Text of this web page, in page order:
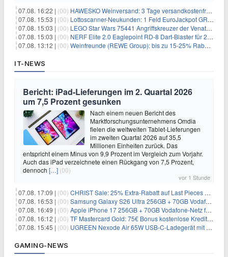
07.08. 16:22 | (00) HAWESKO Weinversand: 3 Tage versandkostenfrei bestellen (MBW 25€)
07.08. 15:53 | (00) Lottoscanner-Neukunden: 1 Feld EuroJackpot GRATIS spielen
07.08. 15:03 | (00) LEGO Star Wars 75441 Angriffskreuzer der Venator-Klasse für 50,25€
07.08. 15:03 | (00) NERF Elite 2.0 Eaglepoint RD-8 Dart-Blaster für 20,49€
07.08. 13:12 | (00) Weinfreunde (REWE Group): bis zu 15-25% Rabatt je nach Anzahl der Flaschen
IT-NEWS
Bericht: iPad-Lieferungen im 2. Quartal 2026
um 7,5 Prozent gesunken
Nach einem neuen Bericht des
Marktforschungsunternehmens Omdia
fielen die weltweiten Tablet-Lieferungen
im zweiten Quartal 2026 auf 35,5
Millionen Einheiten zurück. Das
entspricht einem Minus von 9,9 Prozent im Vergleich zum Vorjahr.
Auch das iPad verzeichnete einen Rückgang von 7,5 Prozent,
dennoch […] (00)
vor 1 Stunde
07.08. 17:09 | (00) CHRIST Sale: 25% Extra-Rabatt auf Last Pieces bei Schmuck & Uhren
07.08. 16:53 | (00) Samsung Galaxy S26 Ultra 256GB + 70GB Vodafone-Netz für 34,99€/Monat (effektiv 4,74€/Monat)
07.08. 16:49 | (00) Apple iPhone 17 256GB + 70GB Vodafone-Netz für 34,99€/Monat (effektiv 6,41€/Monat)
07.08. 16:12 | (00) TF Mastercard Gold: 75€ Bonus kostenlose Kreditkarte ohne Fremdwährungsgebühren
07.08. 15:45 | (00) UGREEN Nexode Air 65W USB-C-Ladegerät mit GaN-Technik für 24,99€
GAMING-NEWS